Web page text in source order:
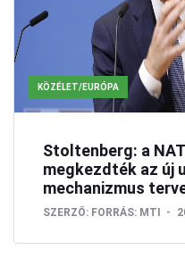
KÖZÉLET/EURÓPA
Stoltenberg: a
megkezdték az új
mechanizmus
SZERZŐ: FORRÁS: MTI